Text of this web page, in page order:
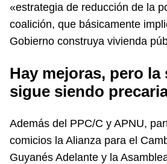
«estrategia de reducción de la
coalición, que básicamente
Gobierno construya vivienda
Hay mejoras, pero la
sigue siendo
Además del PPC/C y APNU,
comicios la Alianza para el
Guyanés Adelante y la